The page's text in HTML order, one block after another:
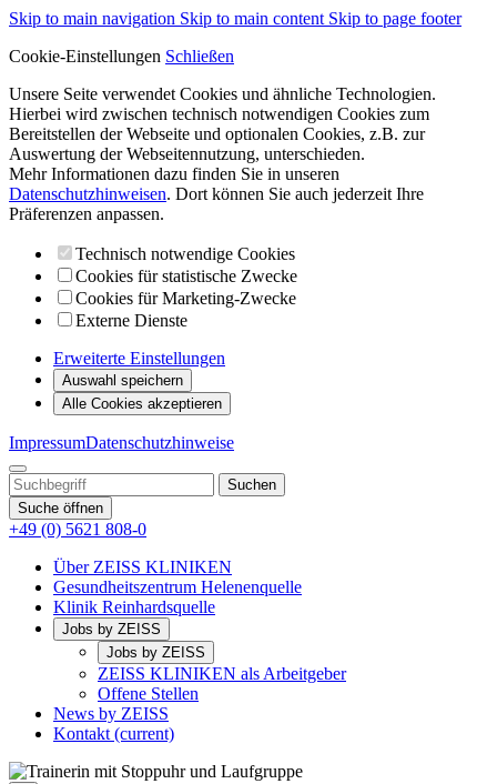
Skip to main navigation Skip to main content Skip to page footer
Cookie-Einstellungen Schließen
Unsere Seite verwendet Cookies und ähnliche Technologien.
Hierbei wird zwischen technisch notwendigen Cookies zum
Bereitstellen der Webseite und optionalen Cookies, z.B. zur
Auswertung der Webseitennutzung, unterschieden.
Mehr Informationen dazu finden Sie in unseren
Datenschutzhinweisen. Dort können Sie auch jederzeit Ihre
Präferenzen anpassen.
Technisch notwendige Cookies
Cookies für statistische Zwecke
Cookies für Marketing-Zwecke
Externe Dienste
Erweiterte Einstellungen
Auswahl speichern
Alle Cookies akzeptieren
ImpressumDatenschutzhinweise
Suche öffnen
+49 (0) 5621 808-0
Über ZEISS KLINIKEN
Gesundheitszentrum Helenenquelle
Klinik Reinhardsquelle
Jobs by ZEISS
Jobs by ZEISS
ZEISS KLINIKEN als Arbeitgeber
Offene Stellen
News by ZEISS
Kontakt (current)